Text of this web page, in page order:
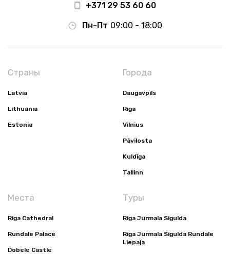
+371 29 53 60 60
Пн-Пт 09:00 - 18:00
Страны
Latvia
Lithuania
Estonia
Города
Daugavpils
Riga
Vilnius
Pāvilosta
Kuldīga
Tallinn
Места
Riga Cathedral
Rundale Palace
Dobele Castle
Туры
Riga Jurmala Sigulda
Riga Jurmala Sigulda Rundale
Liepaja